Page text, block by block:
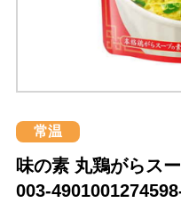
常温
味の素 丸鶏がらス
003-